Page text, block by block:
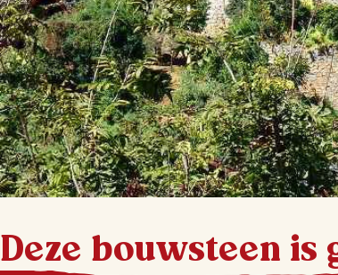
Deze bouwsteen